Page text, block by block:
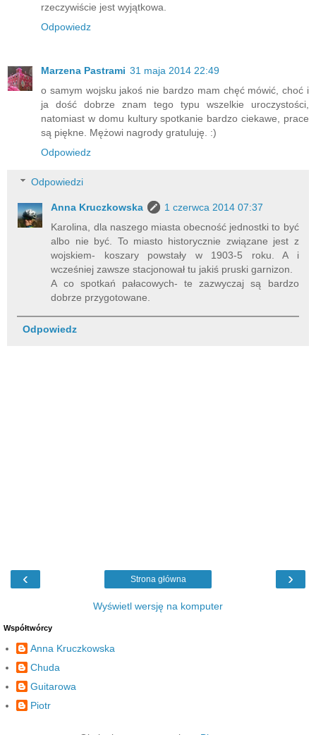
rzeczywiście jest wyjątkowa.
Odpowiedz
Marzena Pastrami 31 maja 2014 22:49
o samym wojsku jakoś nie bardzo mam chęć mówić, choć i
ja dość dobrze znam tego typu wszelkie uroczystości,
natomiast w domu kultury spotkanie bardzo ciekawe, prace
są piękne. Mężowi nagrody gratuluję. :)
Odpowiedz
Odpowiedzi
Anna Kruczkowska
1 czerwca 2014 07:37
Karolina, dla naszego miasta obecność jednostki to być
albo nie być. To miasto historycznie związane jest z
wojskiem- koszary powstały w 1903-5 roku. A i
wcześniej zawsze stacjonował tu jakiś pruski garnizon.
A co spotkań pałacowych- te zazwyczaj są bardzo
dobrze przygotowane.
Odpowiedz
‹ ›
Strona główna
Wyświetl wersję na komputer
Współtwórcy
Anna Kruczkowska
Chuda
Guitarowa
Piotr